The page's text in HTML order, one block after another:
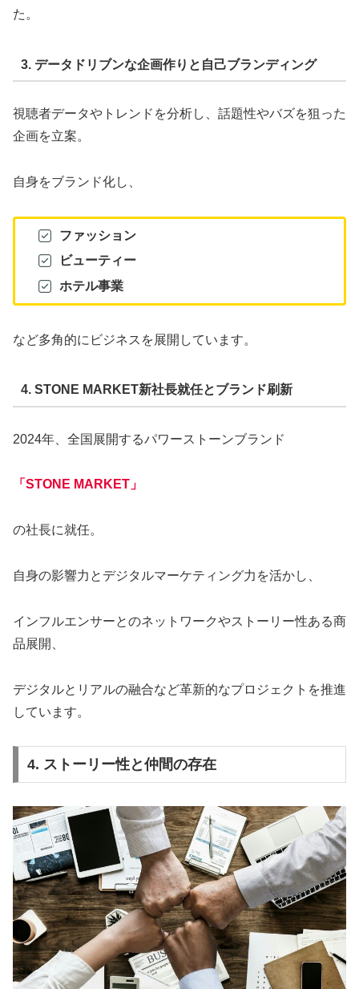
た。
3. データドリブンな企画作りと自己ブランディング
視聴者データやトレンドを分析し、話題性やバズを狙った
企画を立案。
自身をブランド化し、
ファッション
ビューティー
ホテル事業
など多角的にビジネスを展開しています。
4. STONE MARKET新社長就任とブランド刷新
2024年、全国展開するパワーストーンブランド
「STONE MARKET」
の社長に就任。
自身の影響力とデジタルマーケティング力を活かし、
インフルエンサーとのネットワークやストーリー性ある商
品展開、
デジタルとリアルの融合など革新的なプロジェクトを推進
しています。
4. ストーリー性と仲間の存在